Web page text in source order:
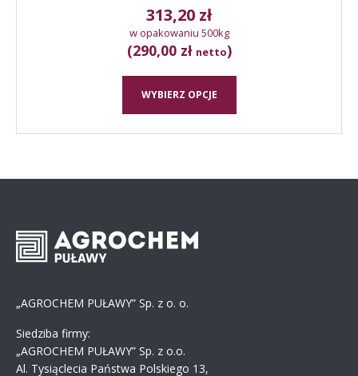
313,20 zł
w opakowaniu 500kg
(290,00 zł netto)
WYBIERZ OPCJE
„AGROCHEM PUŁAWY” Sp. z o. o.
Siedziba firmy:
„AGROCHEM PUŁAWY” Sp. z o.o.
Al. Tysiąclecia Państwa Polskiego 13,